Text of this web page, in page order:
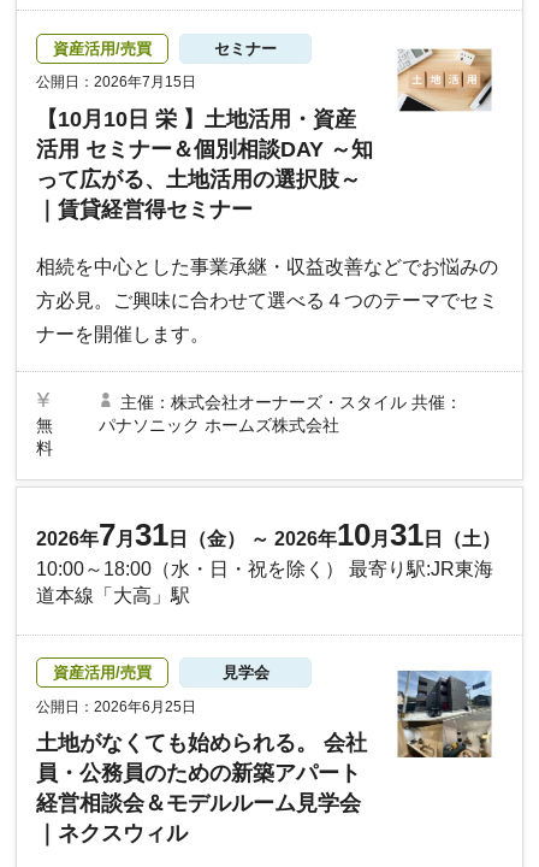
資産活用/売買 セミナー
公開日：2026年7月15日
【10月10日 栄 】土地活用・資産
活用 セミナー＆個別相談DAY ～知
って広がる、土地活用の選択肢～
｜賃貸経営得セミナー
相続を中心とした事業承継・収益改善などでお悩みの
方必見。ご興味に合わせて選べる４つのテーマでセミ
ナーを開催します。
無
料
主催：株式会社オーナーズ・スタイル 共催：
パナソニック ホームズ株式会社
2026年7月31 日（金） ～ 2026年10月31 日（土）
10:00～18:00（水・日・祝を除く） 最寄り駅:JR東海
道本線「大高」駅
資産活用/売買 見学会
公開日：2026年6月25日
土地がなくても始められる。 会社
員・公務員のための新築アパート
経営相談会＆モデルルーム見学会
｜ネクスウィル